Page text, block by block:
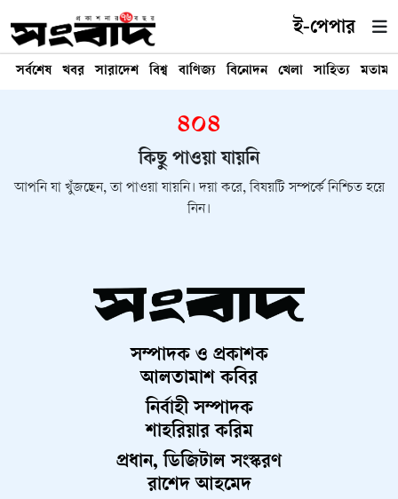
ই-পেপার
সর্বশেষ খবর সারাদেশ বিশ্ব বাণিজ্য বিনোদন খেলা সাহিত্য মতামত
৪০৪
কিছু পাওয়া যায়নি
আপনি যা খুঁজছেন, তা পাওয়া যায়নি। দয়া করে, বিষয়টি সম্পর্কে নিশ্চিত হয়ে
নিন।
সম্পাদক ও প্রকাশক
আলতামাশ কবির
নির্বাহী সম্পাদক
শাহরিয়ার করিম
প্রধান, ডিজিটাল সংস্করণ
রাশেদ আহমেদ